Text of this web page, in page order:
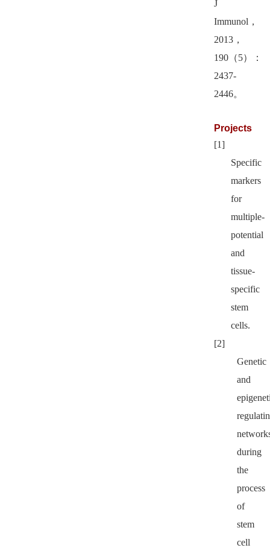
J
Immunol ，
2013 ，
190 （5）：
2437-
2446。
Projects
[1]
Specific
markers
for
multiple-
potential
and
tissue-
specific
stem
cells.
[2]
Genetic
and
during
the
process
of
stem
cell